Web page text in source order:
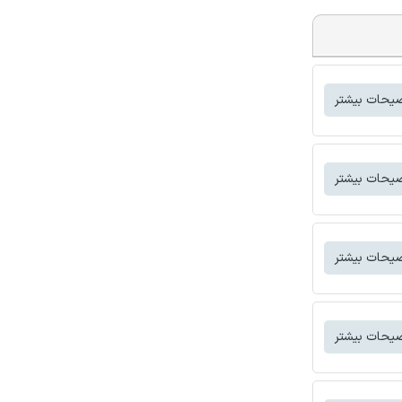
بیشتر
بیشتر
بیشتر
بیشتر